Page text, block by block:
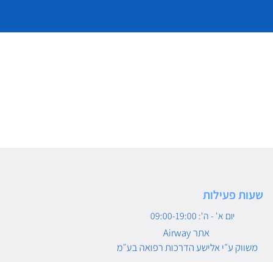
שעות פעילות
יום א' - ה': 09:00-19:00
Airway אתר
משווק ע״י אלישע הדרכות רפואה בע״מ